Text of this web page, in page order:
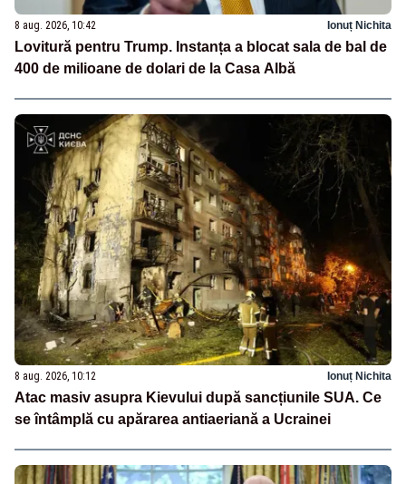
8 aug. 2026, 10:42 Ionuț Nichita
Lovitură pentru Trump. Instanța a blocat sala de bal de
400 de milioane de dolari de la Casa Albă
8 aug. 2026, 10:12 Ionuț Nichita
Atac masiv asupra Kievului după sancțiunile SUA. Ce
se întâmplă cu apărarea antiaeriană a Ucrainei